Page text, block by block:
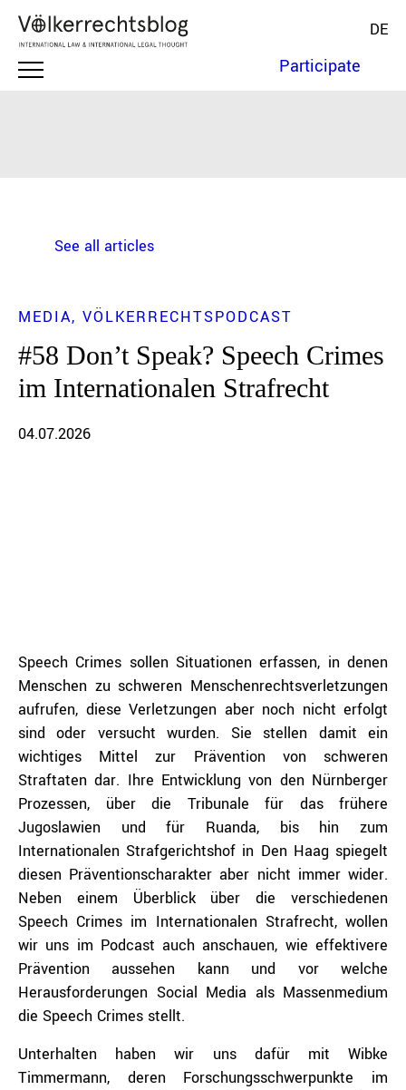
DE
Participate
See all articles
MEDIA VÖLKERRECHTSPODCAST
#58 Don’t Speak? Speech Crimes
im Internationalen Strafrecht
04.07.2026
Speech Crimes sollen Situationen erfassen, in denen
Menschen zu schweren Menschenrechtsverletzungen
aufrufen, diese Verletzungen aber noch nicht erfolgt
sind oder versucht wurden. Sie stellen damit ein
wichtiges Mittel zur Prävention von schweren
Straftaten dar. Ihre Entwicklung von den Nürnberger
Prozessen, über die Tribunale für das frühere
Jugoslawien und für Ruanda, bis hin zum
Internationalen Strafgerichtshof in Den Haag spiegelt
diesen Präventionscharakter aber nicht immer wider.
Neben einem Überblick über die verschiedenen
Speech Crimes im Internationalen Strafrecht, wollen
wir uns im Podcast auch anschauen, wie effektivere
Prävention aussehen kann und vor welche
Herausforderungen Social Media als Massenmedium
die Speech Crimes stellt.
Unterhalten haben wir uns dafür mit Wibke
Timmermann, deren Forschungsschwerpunkte im